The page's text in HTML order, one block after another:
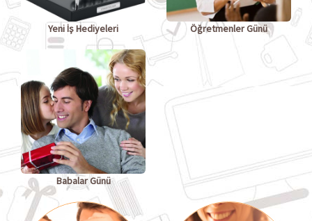
Yeni İş Hediyeleri Öğretmenler Günü
Babalar Günü